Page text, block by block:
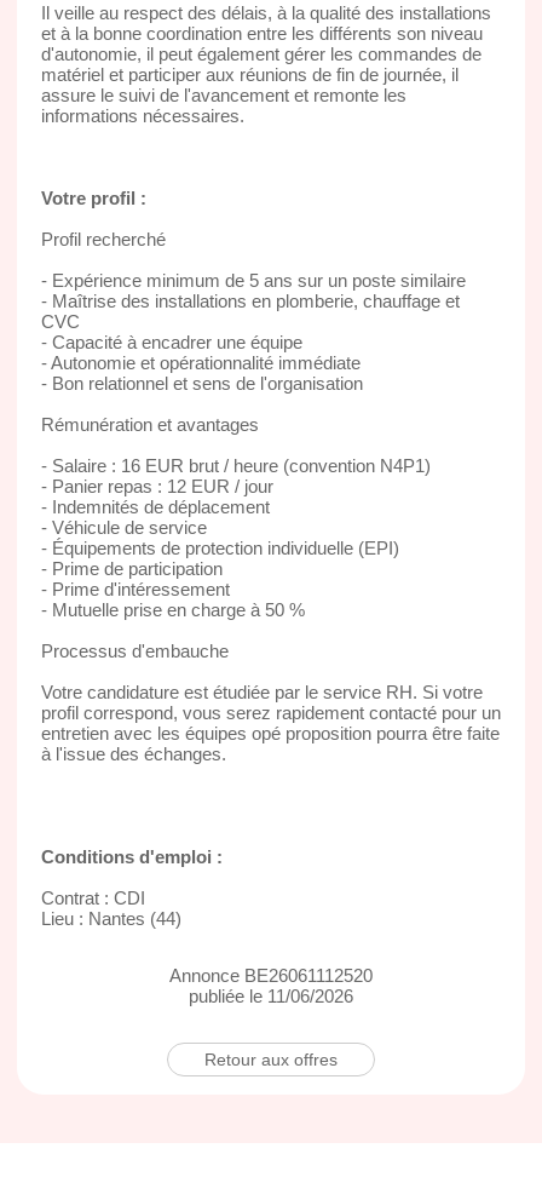
Il veille au respect des délais, à la qualité des installations
et à la bonne coordination entre les différents son niveau
d'autonomie, il peut également gérer les commandes de
matériel et participer aux réunions de fin de journée, il
assure le suivi de l'avancement et remonte les
informations nécessaires.
Votre profil :
Profil recherché
- Expérience minimum de 5 ans sur un poste similaire
- Maîtrise des installations en plomberie, chauffage et
CVC
- Capacité à encadrer une équipe
- Autonomie et opérationnalité immédiate
- Bon relationnel et sens de l'organisation
Rémunération et avantages
- Salaire : 16 EUR brut / heure (convention N4P1)
- Panier repas : 12 EUR / jour
- Indemnités de déplacement
- Véhicule de service
- Équipements de protection individuelle (EPI)
- Prime de participation
- Prime d'intéressement
- Mutuelle prise en charge à 50 %
Processus d'embauche
Votre candidature est étudiée par le service RH. Si votre
profil correspond, vous serez rapidement contacté pour un
entretien avec les équipes opé proposition pourra être faite
à l'issue des échanges.
Conditions d'emploi :
Contrat : CDI
Lieu : Nantes (44)
Annonce BE26061112520
publiée le 11/06/2026
Retour aux offres